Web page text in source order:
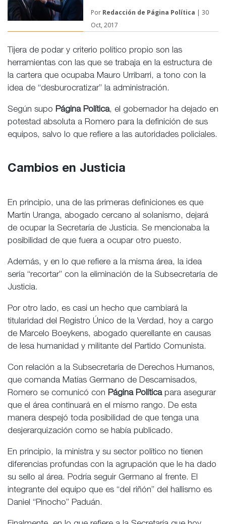
Por Redacción de Página Política | 30
Oct, 2017
Tijera de podar y criterio político propio son las
herramientas con las que se trabaja en la estructura de
la cartera que ocupaba Mauro Urribarri, a tono con la
idea de “desburocratizar” la administración.
Según supo Página Política, el gobernador ha dejado en
potestad absoluta a Romero para la definición de sus
equipos, salvo lo que refiere a las autoridades policiales.
Cambios en Justicia
En principio, una de las primeras definiciones es que
Martín Uranga, abogado cercano al solanismo, dejará
de ocupar la Secretaría de Justicia. Se mencionaba la
posibilidad de que fuera a ocupar otro puesto.
Además, y en lo que refiere a la misma área, la idea
sería “recortar” con la eliminación de la Subsecretaría de
Justicia.
Por otro lado, es casi un hecho que cambiará la
titularidad del Registro Único de la Verdad, hoy a cargo
de Marcelo Boeykens, abogado querellante en causas
de lesa humanidad y militante del Partido Comunista.
Con relación a la Subsecretaría de Derechos Humanos,
que comanda Matías Germano de Descamisados,
Romero se comunicó con Página Políticapara asegurar
que el área continuará en el mismo rango. De esta
manera despejó toda posibilidad de que tenga una
desjerarquización como se había publicado.
En principio, la ministra y su sector político no tienen
diferencias profundas con la agrupación que le ha dado
su sello al área. Podría seguir Germano al frente. El
integrante del equipo que es “del riñón” del hallismo es
Daniel “Pinocho” Paduán.